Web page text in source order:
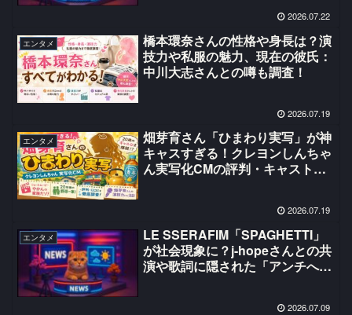
2026.07.22
エンタメ
橋本環奈さんの性格や身長は？演
技力や私服の魅力、現在の彼氏：
中川大志さんとの噂も調査！
2026.07.19
エンタメ
畑芽育さん「ひまわり実写」が神
キャスすぎる！クレヨンしんちゃ
ん実写化CMの評判・キャスト・
2026.07.19
エンタメ
LE SSERAFIM「SPAGHETTI」
が社会現象に？j-hopeさんとの共
演や歌詞に隠された「アンチへの
2026.07.09